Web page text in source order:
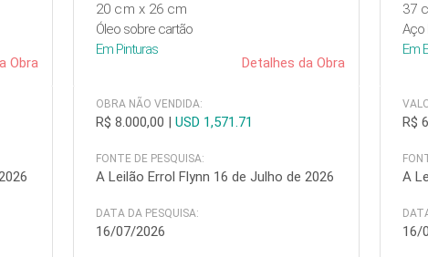
Obra
20 cm x 26 cm
Óleo sobre cartão
Em Pinturas
Detalhes da Obra
OBRA NÃO VENDIDA:
R$ 8.000,00 |USD 1,571.71
FONTE DE PESQUISA:
A Leilão Errol Flynn 16 de Julho de 2026
DATA DA PESQUISA:
16/07/2026
37
Aço
Em
R$
A
16/